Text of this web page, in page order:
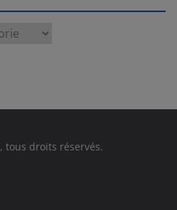
, tous droits réservés.